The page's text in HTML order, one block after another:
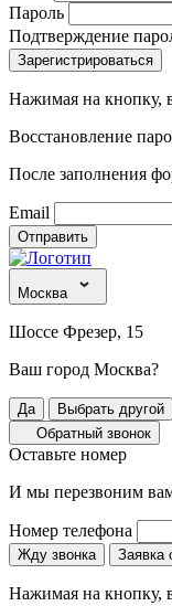
Пароль
Подтверждение
Зарегистрироваться
Нажимая на кнопку,
Восстановление
После заполнения
Email
Отправить
Москва
Шоссе Фрезер, 15
Ваш город Москва?
Да
Выбрать другой
Обратный звонок
Оставьте номер
И мы перезвоним
Номер телефона
Жду звонка Заявка
Нажимая на кнопку,